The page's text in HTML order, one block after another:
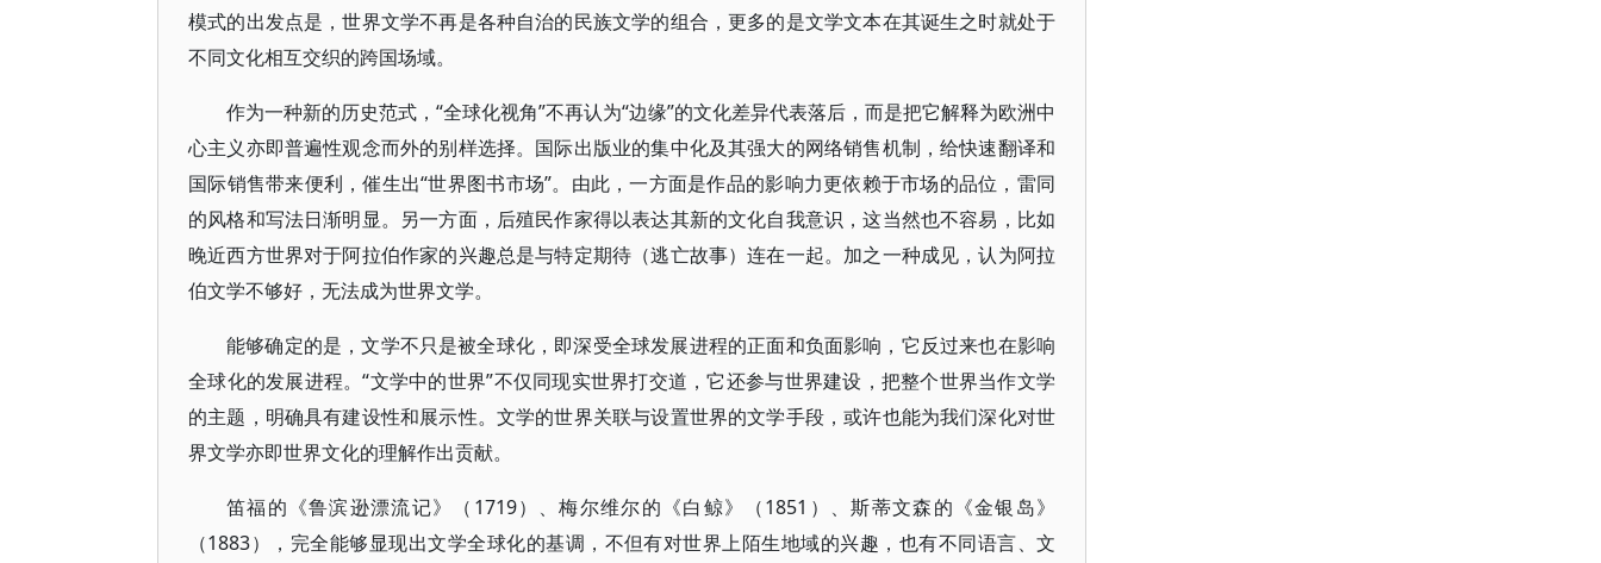
模式的出发点是，世界文学不再是各种自治的民族文学的组合，更多的是文学文本在其诞生之时就处于
不同文化相互交织的跨国场域。
作为一种新的历史范式，“全球化视角”不再认为“边缘”的文化差异代表落后，而是把它解释为欧洲中
心主义亦即普遍性观念而外的别样选择。国际出版业的集中化及其强大的网络销售机制，给快速翻译和
国际销售带来便利，催生出“世界图书市场”。由此，一方面是作品的影响力更依赖于市场的品位，雷同
的风格和写法日渐明显。另一方面，后殖民作家得以表达其新的文化自我意识，这当然也不容易，比如
晚近西方世界对于阿拉伯作家的兴趣总是与特定期待（逃亡故事）连在一起。加之一种成见，认为阿拉
伯文学不够好，无法成为世界文学。
能够确定的是，文学不只是被全球化，即深受全球发展进程的正面和负面影响，它反过来也在影响
全球化的发展进程。“文学中的世界”不仅同现实世界打交道，它还参与世界建设，把整个世界当作文学
的主题，明确具有建设性和展示性。文学的世界关联与设置世界的文学手段，或许也能为我们深化对世
界文学亦即世界文化的理解作出贡献。
笛福的《鲁滨逊漂流记》（1719）、梅尔维尔的《白鲸》（1851）、斯蒂文森的《金银岛》
（1883），完全能够显现出文学全球化的基调，不但有对世界上陌生地域的兴趣，也有不同语言、文